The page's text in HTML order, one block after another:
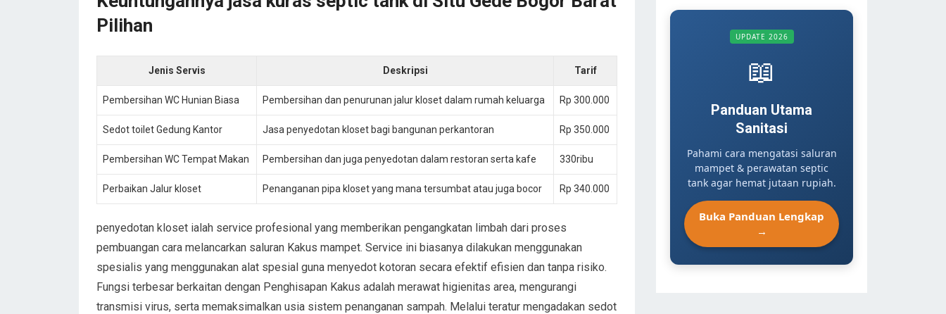
Pilihan
Jenis Servis Deskripsi Tarif
Pembersihan WC Hunian Biasa Pembersihan dan penurunan jalur kloset dalam rumah keluarga Rp 300.000
Sedot toilet Gedung Kantor Jasa penyedotan kloset bagi bangunan perkantoran Rp 350.000
Pembersihan WC Tempat Makan Pembersihan dan juga penyedotan dalam restoran serta kafe 330ribu
Perbaikan Jalur kloset Penanganan pipa kloset yang mana tersumbat atau juga bocor Rp 340.000
penyedotan kloset ialah service profesional yang memberikan pengangkatan limbah dari proses
pembuangan cara melancarkan saluran Kakus mampet. Service ini biasanya dilakukan menggunakan
spesialis yang menggunakan alat spesial guna menyedot kotoran secara efektif efisien dan tanpa risiko.
Fungsi terbesar berkaitan dengan Penghisapan Kakus adalah merawat higienitas area, mengurangi
transmisi virus, serta memaksimalkan usia sistem penanganan sampah. Melalui teratur mengadakan sedot
UPDATE 2026
📖
Panduan Utama
Sanitasi
Pahami cara mengatasi saluran
mampet & perawatan septic
tank agar hemat jutaan rupiah.
Buka Panduan Lengkap
→